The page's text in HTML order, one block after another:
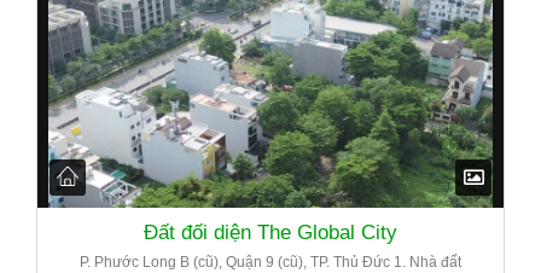
Đất đối diện The Global City
P. Phước Long B (cũ), Quận 9 (cũ), TP. Thủ Đức 1. Nhà đất